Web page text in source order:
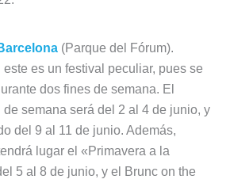
(Parque del Fórum).
este es un festival peculiar, pues se
dos fines de semana. El
de semana será del 2 al 4 de junio, y
del 9 al 11 de junio. Además,
lugar el «Primavera a la
5 al 8 de junio, y el Brunc on the